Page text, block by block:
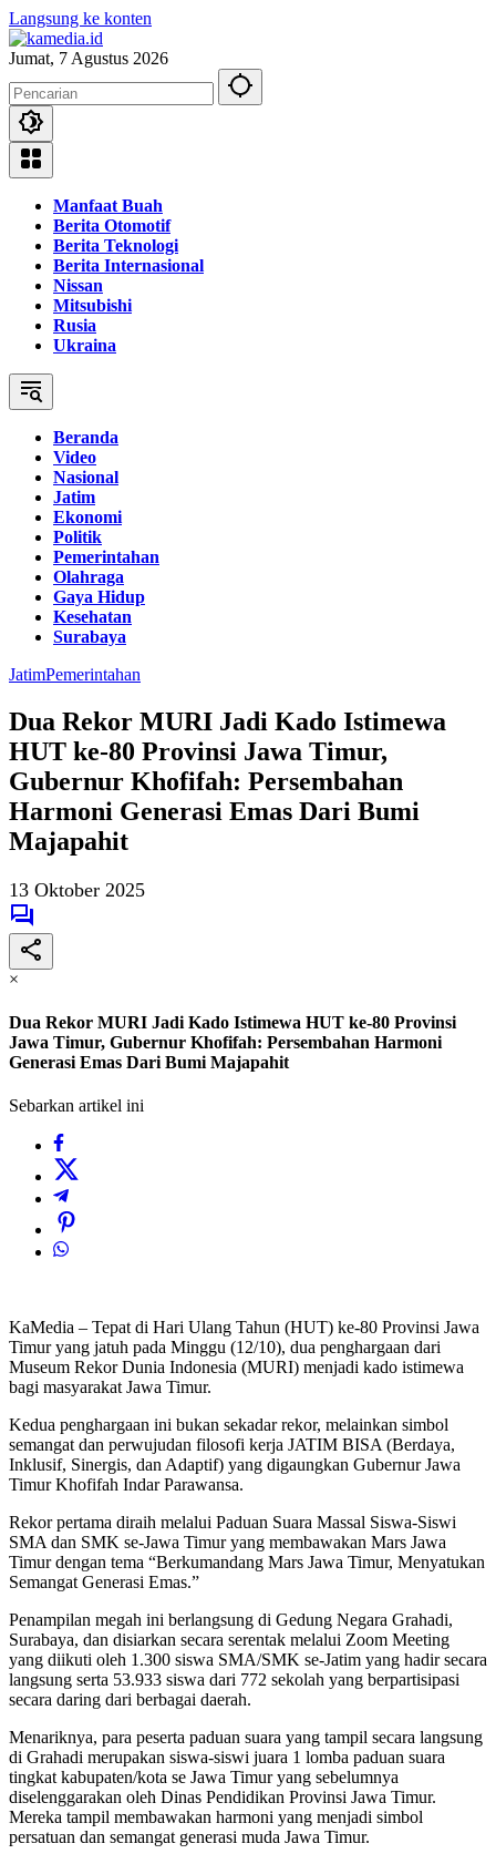
Langsung ke konten
Jumat, 7 Agustus 2026
Manfaat Buah
Berita Otomotif
Berita Teknologi
Berita Internasional
Nissan
Mitsubishi
Rusia
Ukraina
Beranda
Video
Nasional
Jatim
Ekonomi
Politik
Pemerintahan
Olahraga
Gaya Hidup
Kesehatan
Surabaya
JatimPemerintahan
Dua Rekor MURI Jadi Kado Istimewa
HUT ke-80 Provinsi Jawa Timur,
Gubernur Khofifah: Persembahan
Harmoni Generasi Emas Dari Bumi
Majapahit
13 Oktober 2025
×
Dua Rekor MURI Jadi Kado Istimewa HUT ke-80 Provinsi
Jawa Timur, Gubernur Khofifah: Persembahan Harmoni
Generasi Emas Dari Bumi Majapahit
Sebarkan artikel ini
KaMedia – Tepat di Hari Ulang Tahun (HUT) ke-80 Provinsi Jawa
Timur yang jatuh pada Minggu (12/10), dua penghargaan dari
Museum Rekor Dunia Indonesia (MURI) menjadi kado istimewa
bagi masyarakat Jawa Timur.
Kedua penghargaan ini bukan sekadar rekor, melainkan simbol
semangat dan perwujudan filosofi kerja JATIM BISA (Berdaya,
Inklusif, Sinergis, dan Adaptif) yang digaungkan Gubernur Jawa
Timur Khofifah Indar Parawansa.
Rekor pertama diraih melalui Paduan Suara Massal Siswa-Siswi
SMA dan SMK se-Jawa Timur yang membawakan Mars Jawa
Timur dengan tema “Berkumandang Mars Jawa Timur, Menyatukan
Semangat Generasi Emas.”
Penampilan megah ini berlangsung di Gedung Negara Grahadi,
Surabaya, dan disiarkan secara serentak melalui Zoom Meeting
yang diikuti oleh 1.300 siswa SMA/SMK se-Jatim yang hadir secara
langsung serta 53.933 siswa dari 772 sekolah yang berpartisipasi
secara daring dari berbagai daerah.
Menariknya, para peserta paduan suara yang tampil secara langsung
di Grahadi merupakan siswa-siswi juara 1 lomba paduan suara
tingkat kabupaten/kota se Jawa Timur yang sebelumnya
diselenggarakan oleh Dinas Pendidikan Provinsi Jawa Timur.
Mereka tampil membawakan harmoni yang menjadi simbol
persatuan dan semangat generasi muda Jawa Timur.